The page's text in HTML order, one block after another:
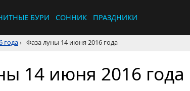
БУРИ СОННИК ПРАЗДНИКИ
года› Фаза луны 14 июня 2016 года
14 июня 2016 года